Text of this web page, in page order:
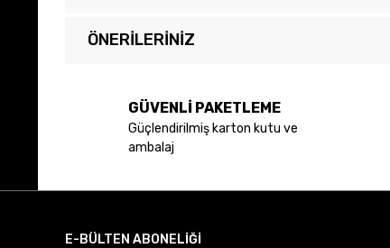
ÖNERILERINIZ
Ürün resmi kalitesiz, bozuk veya görüntülenemiyor.
Bu ürüne benzer farklı alternatifler olmalı.
GÜVENLİ PAKETLEME
Güçlendirilmiş karton kutu ve
ambalaj
E-BÜLTEN ABONELİĞİ